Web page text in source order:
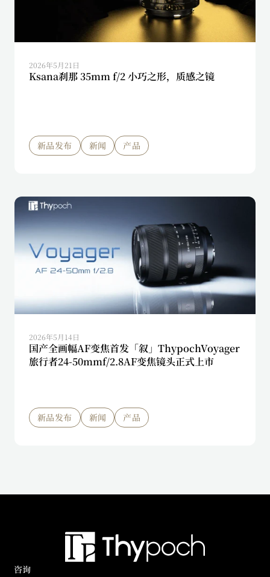
2026年5月21日
Ksana刹那 35mm f/2 小巧之形，质感之镜
新品发布 新闻 产品
2026年5月14日
国产全画幅AF变焦首发「叙」ThypochVoyager
旅行者24-50mmf/2.8AF变焦镜头正式上市
新品发布 新闻 产品
咨询